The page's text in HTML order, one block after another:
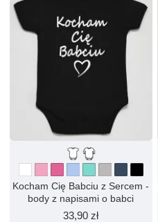
Kocham Cię Babciu z Sercem -
body z napisami o babci
33,90 zł